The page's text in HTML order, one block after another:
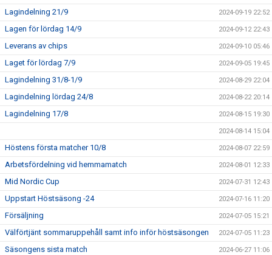
Lagindelning 21/9 2024-09-19 22:52
Lagen för lördag 14/9 2024-09-12 22:43
Leverans av chips 2024-09-10 05:46
Laget för lördag 7/9 2024-09-05 19:45
Lagindelning 31/8-1/9 2024-08-29 22:04
Lagindelning lördag 24/8 2024-08-22 20:14
Lagindelning 17/8 2024-08-15 19:30
2024-08-14 15:04
Höstens första matcher 10/8 2024-08-07 22:59
Arbetsfördelning vid hemmamatch 2024-08-01 12:33
Mid Nordic Cup 2024-07-31 12:43
Uppstart Höstsäsong -24 2024-07-16 11:20
Försäljning 2024-07-05 15:21
Välförtjänt sommaruppehåll samt info inför höstsäsongen 2024-07-05 11:23
Säsongens sista match 2024-06-27 11:06